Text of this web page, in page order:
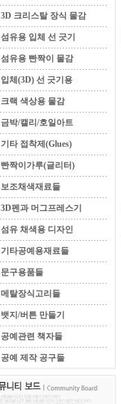
3D 크리스탈 장식 물감
섬유용 입체 선 긋기
섬유용 빤짝이 물감
입체(3D) 선 긋기용
크랙 색상용 물감
금박/캘리/호일아트
기타 접착제(Glues)
빤짝이가루(글리터)
보조채색재료들
3D펜과 머그프레스기
섬유 채색용 디자인
기타공예용재료들
문구용품들
메탈장식고리들
뱃지/버튼 만들기
공예관련 책자들
공예 제작 공구들